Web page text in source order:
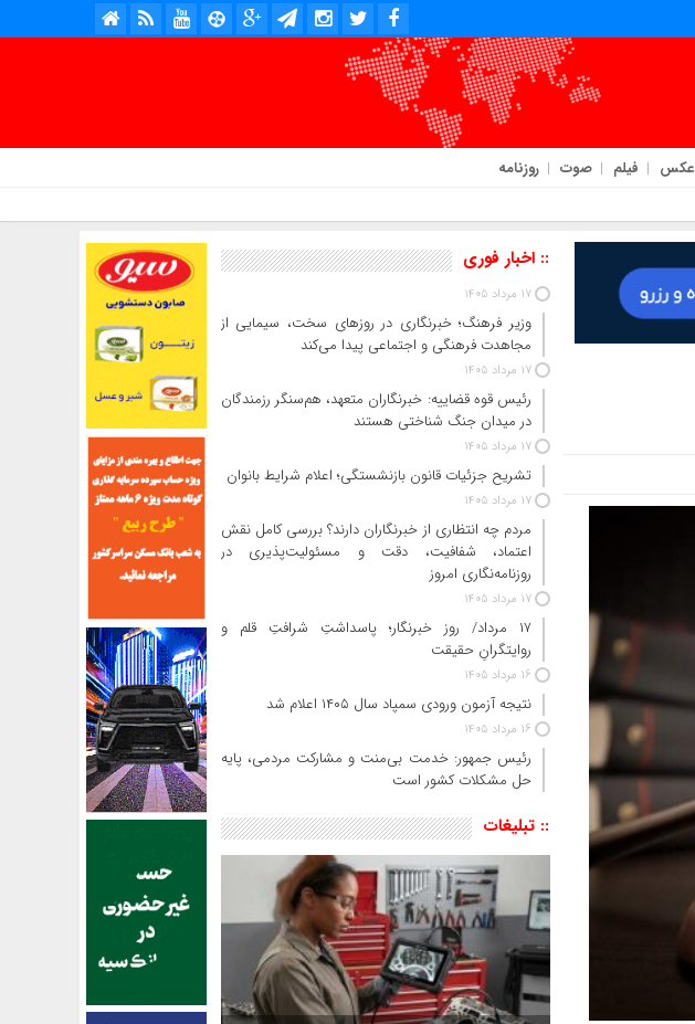
عکس فیلم صوت روزنامه
:: اخبار فوری
17 مرداد 1405
وزیر فرهنگ؛ خبرنگاری در روزهای سخت، سیمایی از
مجاهدت فرهنگی و اجتماعی پیدا می‌کند
17 مرداد 1405
رئیس قوه قضاییه: خبرنگاران متعهد، هم‌سنگر رزمندگان
در میدان جنگ شناختی هستند
17 مرداد 1405
تشریح جزئیات قانون بازنشستگی؛ اعلام شرایط بانوان
17 مرداد 1405
مردم چه انتظاری از خبرنگاران دارند؟ بررسی کامل نقش
اعتماد، شفافیت، دقت و مسئولیت‌پذیری در
روزنامه‌نگاری امروز
17 مرداد 1405
۱۷ مرداد/ روز خبرنگار؛ پاسداشتِ شرافتِ قلم و
روایتگرانِ حقیقت
16 مرداد 1405
نتیجه آزمون ورودی سمپاد سال ۱۴۰۵ اعلام شد
16 مرداد 1405
رئیس جمهور: خدمت بی‌منت و مشارکت مردمی، پایه
حل مشکلات کشور است
:: تبلیغات